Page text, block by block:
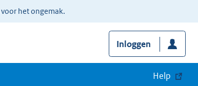
het ongemak.
Inloggen
Help